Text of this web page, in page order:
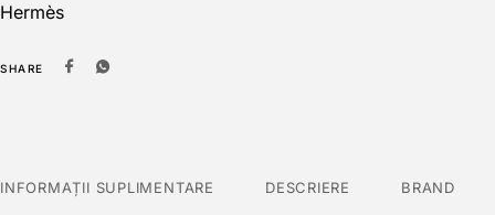
Hermès
SHARE
INFORMAȚII SUPLIMENTARE DESCRIERE BRAND